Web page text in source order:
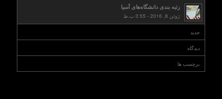
رتبه بندی دانشگاه‌های آسیا
ژوئن 8, 2016 - 3:55 ب.ظ
جدید
دیدگاه
برچسب ها